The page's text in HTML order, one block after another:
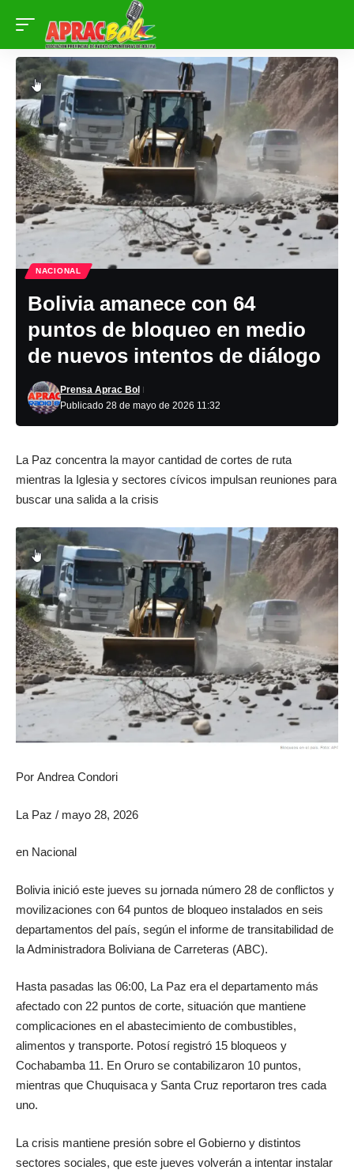
NACIONAL
Bolivia amanece con 64
puntos de bloqueo en medio
de nuevos intentos de diálogo
Publicado 28 de mayo de 2026 11:32
Prensa Aprac Bol
La Paz concentra la mayor cantidad de cortes de ruta
mientras la Iglesia y sectores cívicos impulsan reuniones para
buscar una salida a la crisis
Por Andrea Condori
La Paz / mayo 28, 2026
en Nacional
Bolivia inició este jueves su jornada número 28 de conflictos y
movilizaciones con 64 puntos de bloqueo instalados en seis
departamentos del país, según el informe de transitabilidad de
la Administradora Boliviana de Carreteras (ABC).
Hasta pasadas las 06:00, La Paz era el departamento más
afectado con 22 puntos de corte, situación que mantiene
complicaciones en el abastecimiento de combustibles,
alimentos y transporte. Potosí registró 15 bloqueos y
Cochabamba 11. En Oruro se contabilizaron 10 puntos,
mientras que Chuquisaca y Santa Cruz reportaron tres cada
uno.
La crisis mantiene presión sobre el Gobierno y distintos
sectores sociales, que este jueves volverán a intentar instalar